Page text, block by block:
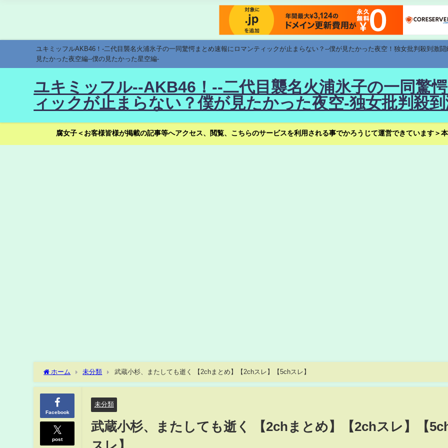
ユキミッフルAKB46！-二代目襲名火浦氷子の一同驚愕まとめ速報にロマンティックが止まらない？--僕が見たかった夜空！独女批判殺到激
見たかった夜空編--僕の見たかった星空編-
ユキミッフル--AKB46！--二代目襲名火浦氷子の一同驚
ィックが止まらない？僕が見たかった夜空-独女批判殺
腐女子＜お客様皆様が掲載の記事等へアクセス、閲覧、こちらのサービスを利用される事でかろうじて運営できています＞
ホーム 未分類 武蔵小杉、またしても逝く 【2chまとめ】【2chスレ】【5chスレ】
Facebook
post
未分類
武蔵小杉、またしても逝く 【2chまとめ】【2chスレ】【